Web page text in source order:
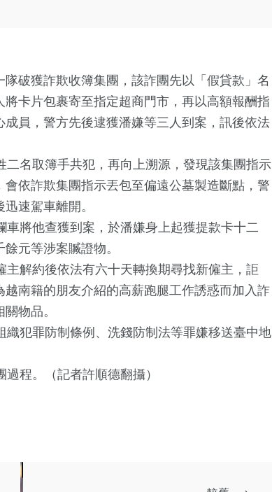
隊破獲詐欺收簿集團，該詐團先以「假貸款」名
卡片包裹寄至指定超商門市，再以高額報酬指
員，警方先後逮獲潘嫌等三人到案，訊後依法
名取簿手共犯，再向上溯源，發現該集團指示
依詐欺集團指示丟包至偏遠公墓製造斷點，警
速駕車離開。
將他查獲到案，於潘嫌身上起獲提款卡十二
元等涉案贓證物。
解約後依法有六十天轉換期尋找新僱主，詎
南籍的朋友介紹的高薪跑腿工作誘惑而加入詐
物品。
犯罪防制條例、洗錢防制法等罪嫌移送臺中地
程。（記者許順德翻攝）